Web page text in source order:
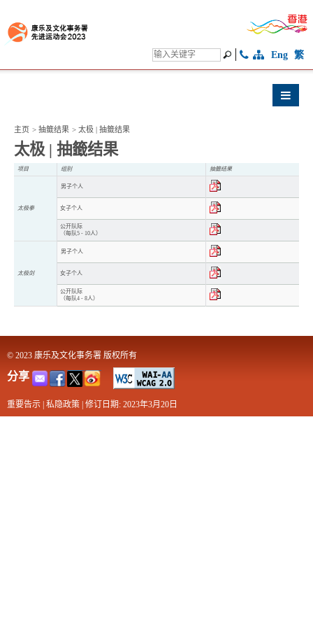
Eng 繁
主页 > 抽籤结果 > 太极 | 抽籤结果
太极 | 抽籤结果
项目 组别 抽籤结果
太极拳
男子个人
女子个人
公开队际
（每队5 - 10人）
太极剑
男子个人
女子个人
公开队际
（每队4 - 8人）
© 2023 康乐及文化事务署 版权所有
分享
重要告示 私隐政策 修订日期: 2023年3月20日